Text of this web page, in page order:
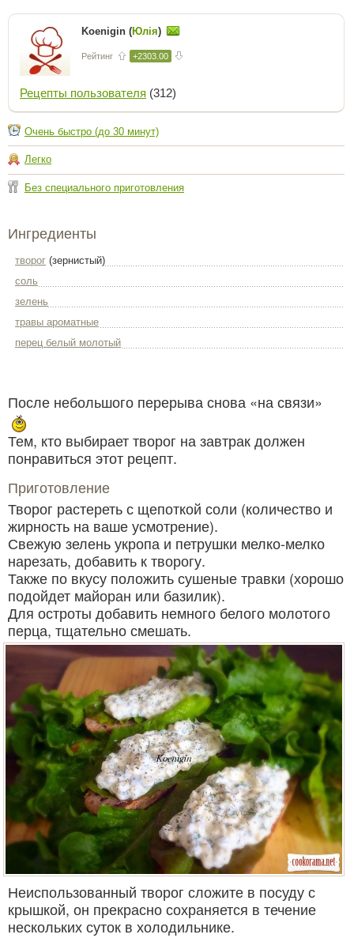
Koenigin (Юлія)
Рейтинг +2303.00
Рецепты пользователя (312)
Очень быстро (до 30 минут)
Легко
Без специального приготовления
Ингредиенты
творог (зернистый)
соль
зелень
травы ароматные
перец белый молотый
После небольшого перерыва снова «на связи»
Тем, кто выбирает творог на завтрак должен
понравиться этот рецепт.
Приготовление
Творог растереть с щепоткой соли (количество и
жирность на ваше усмотрение).
Свежую зелень укропа и петрушки мелко-мелко
нарезать, добавить к творогу.
Также по вкусу положить сушеные травки (хорошо
подойдет майоран или базилик).
Для остроты добавить немного белого молотого
перца, тщательно смешать.
Неиспользованный творог сложите в посуду с
крышкой, он прекрасно сохраняется в течение
нескольких суток в холодильнике.